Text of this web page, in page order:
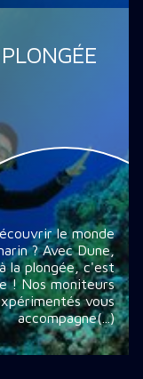
le monde
? Avec Dune,
la plongée, c'est
! Nos moniteurs
vous
accompagne(...)